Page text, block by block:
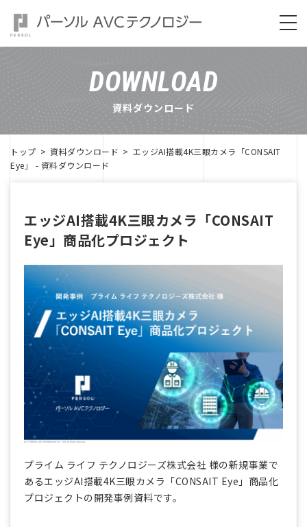
DOWNLOAD
資料ダウンロード
トップ 資料ダウンロード
エッジAI搭載4K三眼カメラ「CONSAIT
Eye」​ - 資料ダウンロード
エッジAI搭載4K三眼カメラ「CONSAIT
Eye」​商品化プロジェクト
プライム ライフ テクノロジーズ株式会社 様の新規事業で
あるエッジAI搭載4K三眼カメラ「CONSAIT Eye」​商品化
プロジェクトの開発事例資料です。